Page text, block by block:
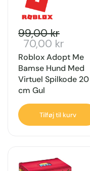
99,00 kr
70,00 kr
Roblox Adopt Me
Bamse Hund Med
Virtuel Spilkode 20
cm Gul
Tilføj til kurv